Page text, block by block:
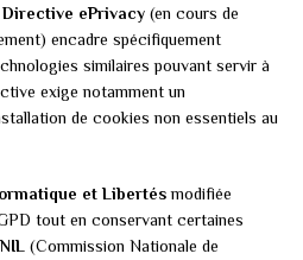
Directive ePrivacy (en cours de
encadre spécifiquement
similaires pouvant servir à
exige notamment un
de cookies non essentiels au
et Libertésmodifiée
tout en conservant certaines
(Commission Nationale de